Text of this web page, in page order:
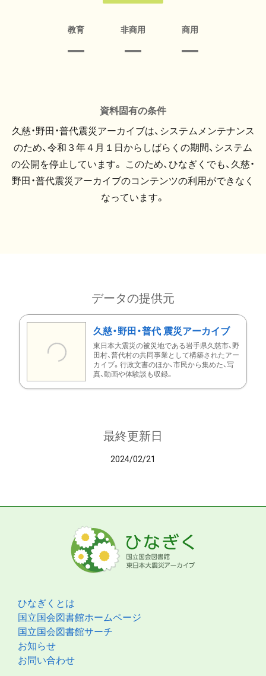
教育 非商用 商用
資料固有の条件
久慈・野田・普代震災アーカイブは、システムメンテナンス
のため、令和３年４月１日からしばらくの期間、システム
の公開を停止しています。 このため、ひなぎくでも、久慈・
野田・普代震災アーカイブのコンテンツの利用ができなく
なっています。
データの提供元
久慈・野田・普代 震災アーカイブ
東日本大震災の被災地である岩手県久慈市、野
田村、普代村の共同事業として構築されたアー
カイブ。行政文書のほか、市民から集めた、写
真、動画や体験談も収録。
最終更新日
2024/02/21
ひなぎくとは
国立国会図書館ホームページ
国立国会図書館サーチ
お知らせ
お問い合わせ